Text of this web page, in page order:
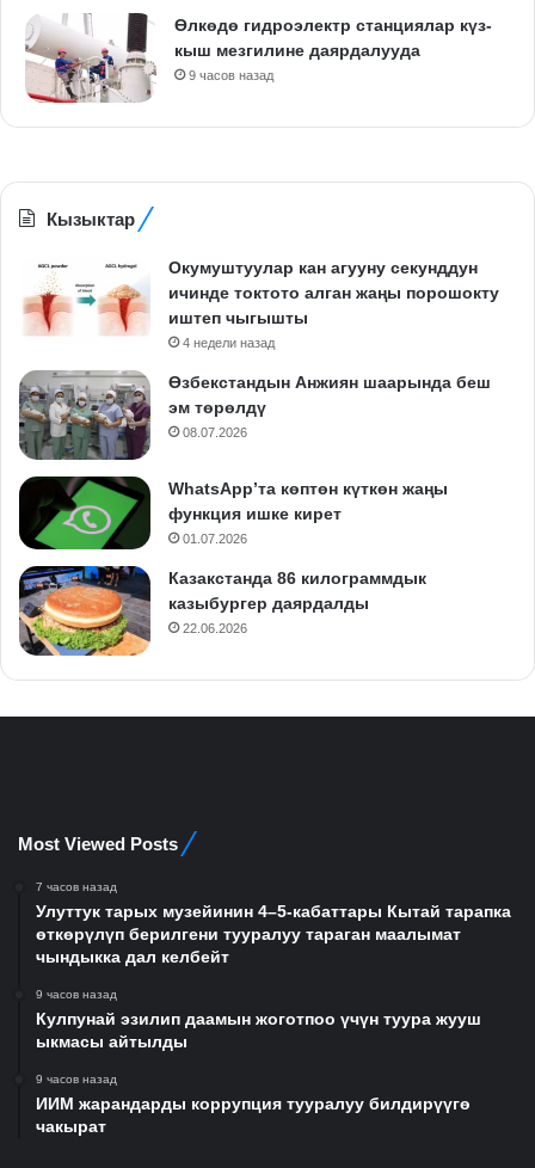
Өлкөдө гидроэлектр станциялар күз-
кыш мезгилине даярдалууда
9 часов назад
Кызыктар
Окумуштуулар кан агууну секунддун
ичинде токтото алган жаңы порошокту
иштеп чыгышты
4 недели назад
Өзбекстандын Анжиян шаарында беш
эм төрөлдү
08.07.2026
WhatsApp’та көптөн күткөн жаңы
функция ишке кирет
01.07.2026
Казакстанда 86 килограммдык
казыбургер даярдалды
22.06.2026
Most Viewed Posts
7 часов назад
Улуттук тарых музейинин 4–5-кабаттары Кытай тарапка
өткөрүлүп берилгени тууралуу тараган маалымат
чындыкка дал келбейт
9 часов назад
Кулпунай эзилип даамын жоготпоо үчүн туура жууш
ыкмасы айтылды
9 часов назад
ИИМ жарандарды коррупция тууралуу билдирүүгө
чакырат